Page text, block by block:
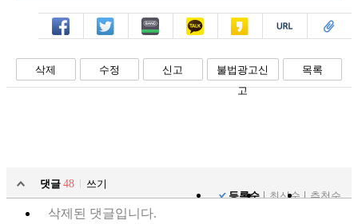
페북 트윗 밴드 카톡 카스 복사 스크랩
삭제 수정 신고
불법광고신
고
목록
댓글 48
쓰기
등록순
최신순 추천순
삭제된 댓글입니다.